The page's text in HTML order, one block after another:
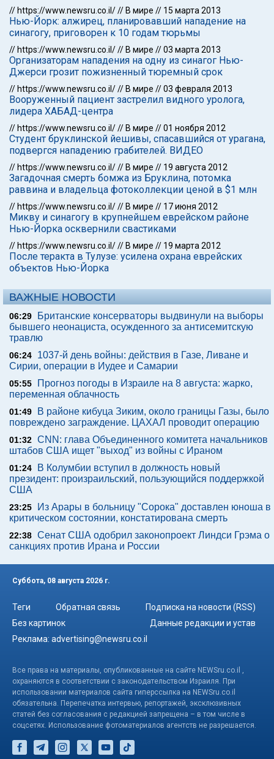
// https://www.newsru.co.il/// В мире // 15 марта 2013
Нью-Йорк: алжирец, планировавший нападение на
синагогу, приговорен к 10 годам тюрьмы
// https://www.newsru.co.il/// В мире //03 марта 2013
Организаторам нападения на одну из синагог Нью-
Джерси грозит пожизненный тюремный срок
// https://www.newsru.co.il/// В мире //03 февраля 2013
Вооруженный пациент застрелил видного уролога,
лидера ХАБАД-центра
// https://www.newsru.co.il/// В мире //01 ноября 2012
Студент бруклинской йешивы, спасавшийся от урагана,
подвергся нападению грабителей. ВИДЕО
// https://www.newsru.co.il/// В мире // 19 августа 2012
Загадочная смерть бомжа из Бруклина, потомка
раввина и владельца фотоколлекции ценой в $1 млн
// https://www.newsru.co.il/// В мире // 17 июня 2012
Микву и синагогу в крупнейшем еврейском районе
Нью-Йорка осквернили свастиками
// https://www.newsru.co.il/// В мире // 19 марта 2012
После теракта в Тулузе: усилена охрана еврейских
объектов Нью-Йорка
ВАЖНЫЕ НОВОСТИ
06:29
Британские консерваторы выдвинули на выборы
бывшего неонациста, осужденного за антисемитскую
травлю
06:24
1037-й день войны: действия в Газе, Ливане и
Сирии, операции в Иудее и Самарии
05:55
Прогноз погоды в Израиле на 8 августа: жарко,
переменная облачность
01:49
В районе кибуца Зиким, около границы Газы, было
повреждено заграждение. ЦАХАЛ проводит операцию
01:32 CNN: глава Объединенного комитета начальников
штабов США ищет "выход" из войны с Ираном
01:24
В Колумбии вступил в должность новый
президент: произраильский, пользующийся поддержкой
США
23:25
Из Арары в больницу "Сорока" доставлен юноша в
критическом состоянии, констатирована смерть
22:38 Сенат США одобрил законопроект Линдси Грэма о
санкциях против Ирана и России
Суббота, 08 августа 2026 г.
Теги Обратная связь
Подписка на новости (RSS)
Без картинок
Данные редакции и устав
Реклама: advertising@newsru.co.il
Все права на материалы, опубликованные на сайте NEWSru.co.il ,
охраняются в соответствии с законодательством Израиля. При
использовании материалов сайта гиперссылка на NEWSru.co.il
обязательна. Перепечатка интервью, репортажей, эксклюзивных
статей без согласования с редакцией запрещена – в том числе в
соцсетях. Использование фотоматериалов агентств не разрешается.